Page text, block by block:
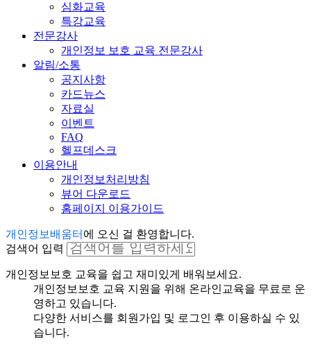
심화교육
특강교육
전문강사
개인정보 보호 교육 전문강사
알림/소통
공지사항
카드뉴스
자료실
이벤트
FAQ
헬프데스크
이용안내
개인정보처리방침
뷰어 다운로드
홈페이지 이용가이드
개인정보배움터 에 오신 걸 환영합니다.
검색어 입력
개인정보보호 교육을 쉽고 재미있게 배워보세요.
개인정보보호 교육 지원을 위해 온라인교육을 무료로 운
영하고 있습니다.
다양한 서비스를 회원가입 및 로그인 후 이용하실 수 있
습니다.